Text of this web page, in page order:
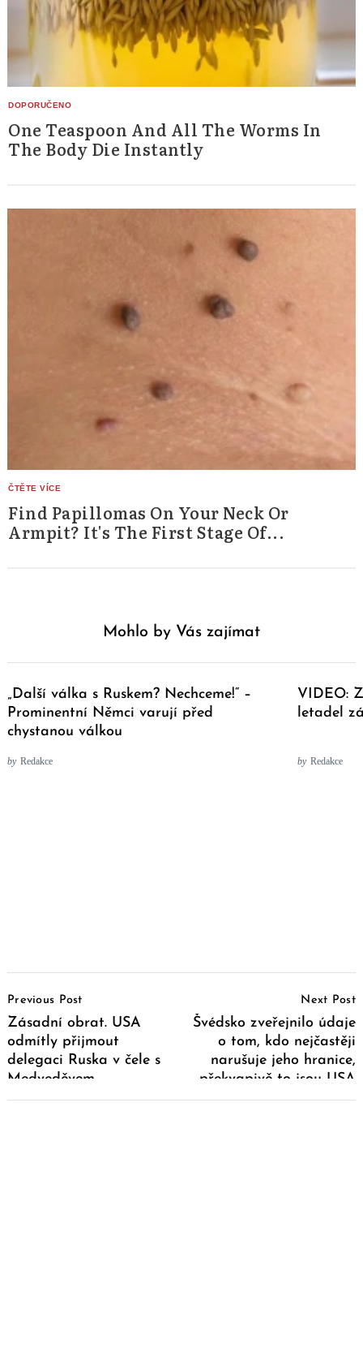
One Teaspoon And All The Worms In
The Body Die Instantly
Find Papillomas On Your Neck Or
Armpit? It's The First Stage Of...
Mohlo by Vás zajímat
„Další válka s Ruskem? Nechceme!“ –
Prominentní Němci varují před
chystanou válkou
by Redakce
VIDEO:
letadel
by Redakce
Navigation
Previous Post
Zásadní obrat. USA
odmítly přijmout
delegaci Ruska v čele s
Medveděvem
Next Post
Švédsko zveřejnilo údaje
o tom, kdo nejčastěji
narušuje jeho hranice,
překvapivě to jsou USA